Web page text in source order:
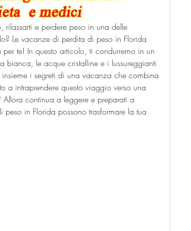
rilassarti e perdere peso in una delle
Le vacanze di perdita di peso in Florida
per te! In questo articolo, ti condurremo in un
bianca, le acque cristalline e i lussureggianti
i segreti di una vacanza che combina
a intraprendere questo viaggio verso una
continua a leggere e preparati a
in Florida possono trasformare la tua